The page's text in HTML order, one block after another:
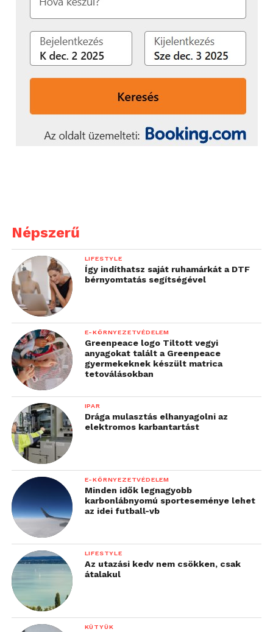
Népszerű
LIFESTYLE
Így indíthatsz saját ruhamárkát a DTF
bérnyomtatás segítségével
E-KÖRNYEZETVÉDELEM
Greenpeace logo Tiltott vegyi
anyagokat talált a Greenpeace
gyermekeknek készült matrica
tetoválásokban
IPAR
Drága mulasztás elhanyagolni az
elektromos karbantartást
E-KÖRNYEZETVÉDELEM
Minden idők legnagyobb
karbonlábnyomú sporteseménye lehet
az idei futball-vb
LIFESTYLE
Az utazási kedv nem csökken, csak
átalakul
KÜTYÜK